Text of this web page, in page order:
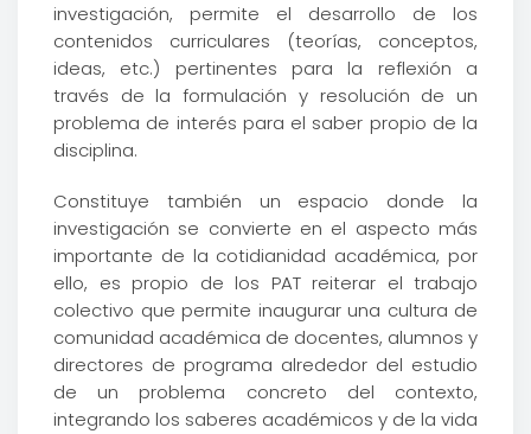
investigación, permite el desarrollo de los
contenidos curriculares (teorías, conceptos,
ideas, etc.) pertinentes para la reflexión a
través de la formulación y resolución de un
problema de interés para el saber propio de la
disciplina.
Constituye también un espacio donde la
investigación se convierte en el aspecto más
importante de la cotidianidad académica, por
ello, es propio de los PAT reiterar el trabajo
colectivo que permite inaugurar una cultura de
comunidad académica de docentes, alumnos y
directores de programa alrededor del estudio
de un problema concreto del contexto,
integrando los saberes académicos y de la vida